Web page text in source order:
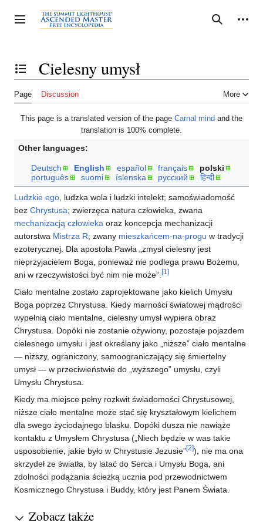
to
content
Toggle sidebar Search
Personal tools
Toggle the table of contentsCielesny umysł
Page Discussion More
This page is a translated version of the page Carnal mind and the
translation is 100% complete.
Other languages:
Deutsch English español français
polski
português
suomi íslenska русский हिन्दी
Ludzkie ego, ludzka wola i ludzki intelekt; samoświadomość
bez Chrystusa; zwierzęca natura człowieka, zwana
mechanizacją człowieka oraz koncepcja mechanizacji
autorstwa Mistrza R; zwany mieszkańcem-na-progu w tradycji
ezoterycznej. Dla apostoła Pawła „zmysł cielesny jest
nieprzyjacielem Boga, ponieważ nie podlega prawu Bożemu,
ani w rzeczywistości być nim nie może”. [1]
Ciało mentalne zostało zaprojektowane jako kielich Umysłu
Boga poprzez Chrystusa. Kiedy marności światowej mądrości
wypełnią ciało mentalne, cielesny umysł wypiera obraz
Chrystusa. Dopóki nie zostanie ożywiony, pozostaje pojazdem
cielesnego umysłu i jest określany jako „niższe” ciało mentalne
— niższy, ograniczony, samoograniczający się śmiertelny
umysł — w przeciwieństwie do „wyższego” umysłu, czyli
Umysłu Chrystusa.
Kiedy ma miejsce pełny rozkwit świadomości Chrystusowej,
niższe ciało mentalne może stać się kryształowym kielichem
dla swego życiodajnego blasku. Dopóki dusza nie nawiąże
kontaktu z Umysłem Chrystusa („Niech będzie w was takie
usposobienie, jakie było w Chrystusie Jezusie”[2]), nie ma ona
skrzydeł ze światła, by latać do Serca i Umysłu Boga, ani
zdolności podążania ścieżką ucznia pod przewodnictwem
Kosmicznego Chrystusa i Buddy, który jest Panem Świata.
Zobacz także